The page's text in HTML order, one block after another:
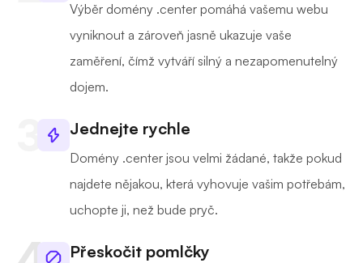
Výběr domény .center pomáhá vašemu webu
vyniknout a zároveň jasně ukazuje vaše
zaměření, čímž vytváří silný a nezapomenutelný
dojem.
Jednejte rychle
Domény .center jsou velmi žádané, takže pokud
najdete nějakou, která vyhovuje vašim potřebám,
uchopte ji, než bude pryč.
Přeskočit pomlčky